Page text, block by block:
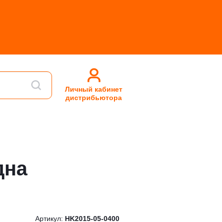
Личный кабинет
дистрибьютора
Артикул: HK2015-05-0400